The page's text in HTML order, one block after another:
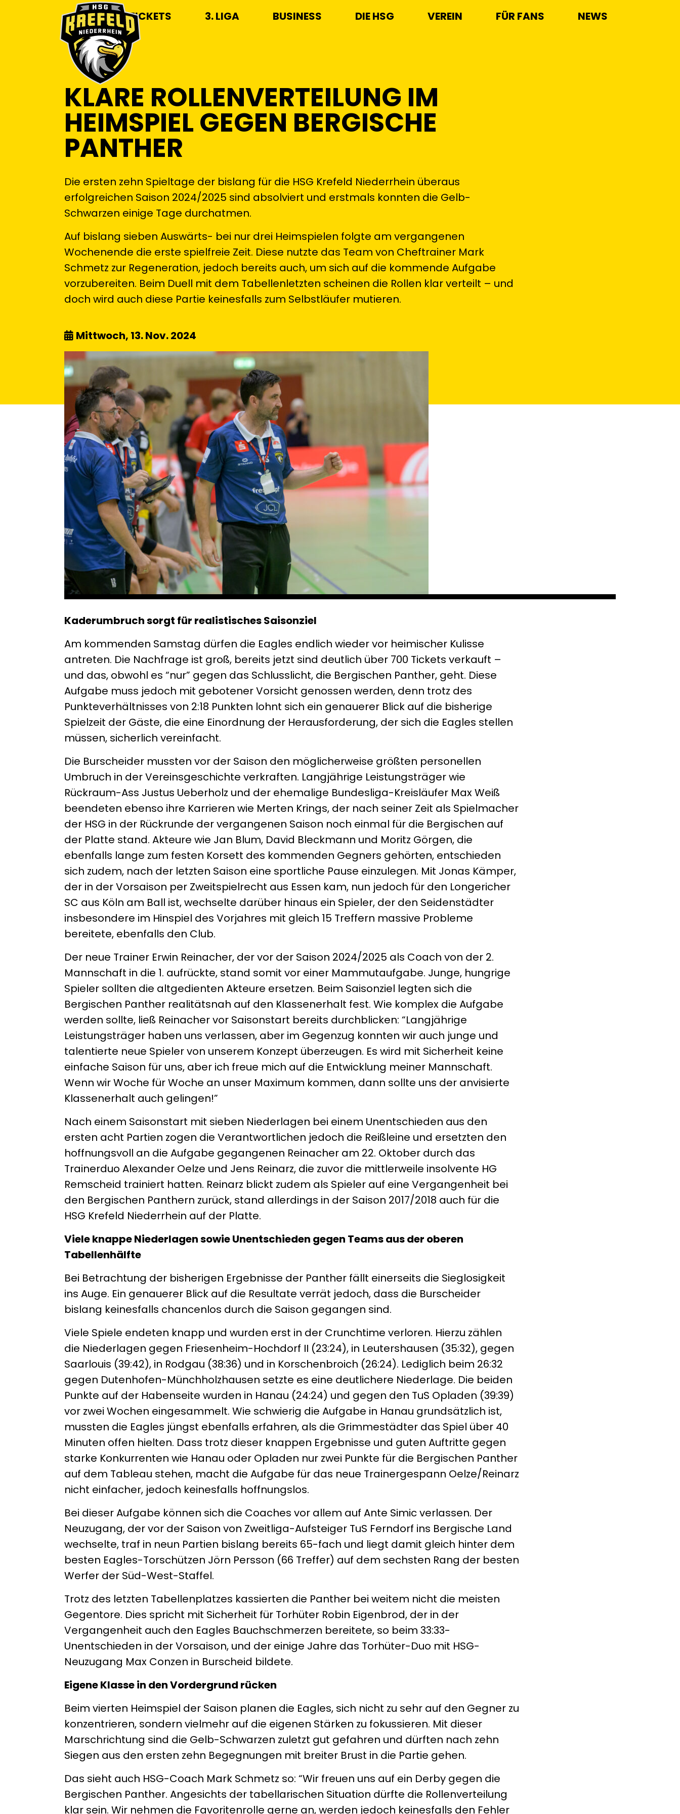
TICKETS 3. LIGA BUSINESS DIE HSG VEREIN FÜR FANS NEWS
KLARE ROLLENVERTEILUNG IM
HEIMSPIEL GEGEN BERGISCHE
PANTHER
Die ersten zehn Spieltage der bislang für die HSG Krefeld Niederrhein überaus
erfolgreichen Saison 2024/2025 sind absolviert und erstmals konnten die Gelb-
Schwarzen einige Tage durchatmen.
Auf bislang sieben Auswärts- bei nur drei Heimspielen folgte am vergangenen
Wochenende die erste spielfreie Zeit. Diese nutzte das Team von Cheftrainer Mark
Schmetz zur Regeneration, jedoch bereits auch, um sich auf die kommende Aufgabe
vorzubereiten. Beim Duell mit dem Tabellenletzten scheinen die Rollen klar verteilt – und
doch wird auch diese Partie keinesfalls zum Selbstläufer mutieren.
Mittwoch, 13. Nov. 2024
Kaderumbruch sorgt für realistisches Saisonziel
Am kommenden Samstag dürfen die Eagles endlich wieder vor heimischer Kulisse
antreten. Die Nachfrage ist groß, bereits jetzt sind deutlich über 700 Tickets verkauft –
und das, obwohl es “nur” gegen das Schlusslicht, die Bergischen Panther, geht. Diese
Aufgabe muss jedoch mit gebotener Vorsicht genossen werden, denn trotz des
Punkteverhältnisses von 2:18 Punkten lohnt sich ein genauerer Blick auf die bisherige
Spielzeit der Gäste, die eine Einordnung der Herausforderung, der sich die Eagles stellen
müssen, sicherlich vereinfacht.
Die Burscheider mussten vor der Saison den möglicherweise größten personellen
Umbruch in der Vereinsgeschichte verkraften. Langjährige Leistungsträger wie
Rückraum-Ass Justus Ueberholz und der ehemalige Bundesliga-Kreisläufer Max Weiß
beendeten ebenso ihre Karrieren wie Merten Krings, der nach seiner Zeit als Spielmacher
der HSG in der Rückrunde der vergangenen Saison noch einmal für die Bergischen auf
der Platte stand. Akteure wie Jan Blum, David Bleckmann und Moritz Görgen, die
ebenfalls lange zum festen Korsett des kommenden Gegners gehörten, entschieden
sich zudem, nach der letzten Saison eine sportliche Pause einzulegen. Mit Jonas Kämper,
der in der Vorsaison per Zweitspielrecht aus Essen kam, nun jedoch für den Longericher
SC aus Köln am Ball ist, wechselte darüber hinaus ein Spieler, der den Seidenstädter
insbesondere im Hinspiel des Vorjahres mit gleich 15 Treffern massive Probleme
bereitete, ebenfalls den Club.
Der neue Trainer Erwin Reinacher, der vor der Saison 2024/2025 als Coach von der 2.
Mannschaft in die 1. aufrückte, stand somit vor einer Mammutaufgabe. Junge, hungrige
Spieler sollten die altgedienten Akteure ersetzen. Beim Saisonziel legten sich die
Bergischen Panther realitätsnah auf den Klassenerhalt fest. Wie komplex die Aufgabe
werden sollte, ließ Reinacher vor Saisonstart bereits durchblicken: “Langjährige
Leistungsträger haben uns verlassen, aber im Gegenzug konnten wir auch junge und
talentierte neue Spieler von unserem Konzept überzeugen. Es wird mit Sicherheit keine
einfache Saison für uns, aber ich freue mich auf die Entwicklung meiner Mannschaft.
Wenn wir Woche für Woche an unser Maximum kommen, dann sollte uns der anvisierte
Klassenerhalt auch gelingen!”
Nach einem Saisonstart mit sieben Niederlagen bei einem Unentschieden aus den
ersten acht Partien zogen die Verantwortlichen jedoch die Reißleine und ersetzten den
hoffnungsvoll an die Aufgabe gegangenen Reinacher am 22. Oktober durch das
Trainerduo Alexander Oelze und Jens Reinarz, die zuvor die mittlerweile insolvente HG
Remscheid trainiert hatten. Reinarz blickt zudem als Spieler auf eine Vergangenheit bei
den Bergischen Panthern zurück, stand allerdings in der Saison 2017/2018 auch für die
HSG Krefeld Niederrhein auf der Platte.
Viele knappe Niederlagen sowie Unentschieden gegen Teams aus der oberen
Tabellenhälfte
Bei Betrachtung der bisherigen Ergebnisse der Panther fällt einerseits die Sieglosigkeit
ins Auge. Ein genauerer Blick auf die Resultate verrät jedoch, dass die Burscheider
bislang keinesfalls chancenlos durch die Saison gegangen sind.
Viele Spiele endeten knapp und wurden erst in der Crunchtime verloren. Hierzu zählen
die Niederlagen gegen Friesenheim-Hochdorf II (23:24), in Leutershausen (35:32), gegen
Saarlouis (39:42), in Rodgau (38:36) und in Korschenbroich (26:24). Lediglich beim 26:32
gegen Dutenhofen-Münchholzhausen setzte es eine deutlichere Niederlage. Die beiden
Punkte auf der Habenseite wurden in Hanau (24:24) und gegen den TuS Opladen (39:39)
vor zwei Wochen eingesammelt. Wie schwierig die Aufgabe in Hanau grundsätzlich ist,
mussten die Eagles jüngst ebenfalls erfahren, als die Grimmestädter das Spiel über 40
Minuten offen hielten. Dass trotz dieser knappen Ergebnisse und guten Auftritte gegen
starke Konkurrenten wie Hanau oder Opladen nur zwei Punkte für die Bergischen Panther
auf dem Tableau stehen, macht die Aufgabe für das neue Trainergespann Oelze/Reinarz
nicht einfacher, jedoch keinesfalls hoffnungslos.
Bei dieser Aufgabe können sich die Coaches vor allem auf Ante Simic verlassen. Der
Neuzugang, der vor der Saison von Zweitliga-Aufsteiger TuS Ferndorf ins Bergische Land
wechselte, traf in neun Partien bislang bereits 65-fach und liegt damit gleich hinter dem
besten Eagles-Torschützen Jörn Persson (66 Treffer) auf dem sechsten Rang der besten
Werfer der Süd-West-Staffel.
Trotz des letzten Tabellenplatzes kassierten die Panther bei weitem nicht die meisten
Gegentore. Dies spricht mit Sicherheit für Torhüter Robin Eigenbrod, der in der
Vergangenheit auch den Eagles Bauchschmerzen bereitete, so beim 33:33-
Unentschieden in der Vorsaison, und der einige Jahre das Torhüter-Duo mit HSG-
Neuzugang Max Conzen in Burscheid bildete.
Eigene Klasse in den Vordergrund rücken
Beim vierten Heimspiel der Saison planen die Eagles, sich nicht zu sehr auf den Gegner zu
konzentrieren, sondern vielmehr auf die eigenen Stärken zu fokussieren. Mit dieser
Marschrichtung sind die Gelb-Schwarzen zuletzt gut gefahren und dürften nach zehn
Siegen aus den ersten zehn Begegnungen mit breiter Brust in die Partie gehen.
Das sieht auch HSG-Coach Mark Schmetz so: “Wir freuen uns auf ein Derby gegen die
Bergischen Panther. Angesichts der tabellarischen Situation dürfte die Rollenverteilung
klar sein. Wir nehmen die Favoritenrolle gerne an, werden jedoch keinesfalls den Fehler